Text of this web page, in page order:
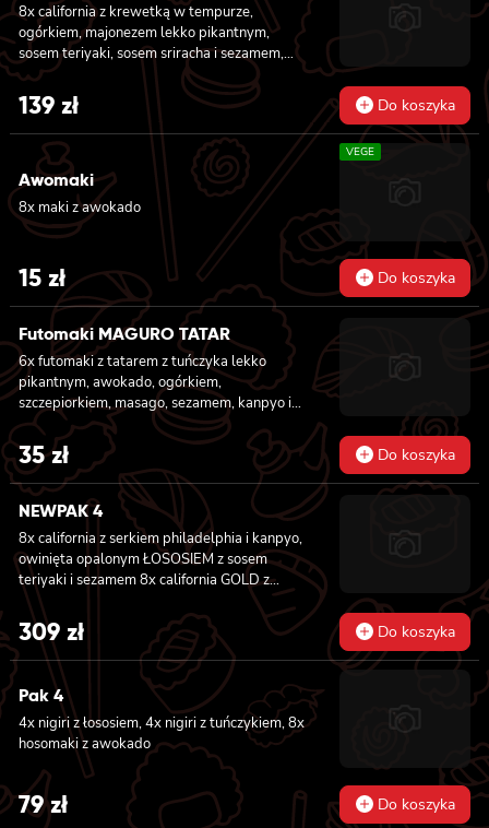
8x california z krewetką w tempurze,
ogórkiem, majonezem lekko pikantnym,
sosem teriyaki, sosem sriracha i sezamem,
masago owinięta łososiem, tuńczykiem,
węgorzem i krewetką, 8x california z
krewetką w tempurze, majonezem lekko
pikantnym, ogórkiem, sezamem i masago, 6x
futomaki z tuńczykiem, majonezem lekko
pikantnym, awokado, ogórkiem i sałatą, 6x
futomaki z surimi, majonezem lekko
pikantnym, kanpyo i ogórkiem, 6x futomaki z
krewetką w tempurze, ogórkiem, sałatą i
majonezem lekko pikantnym, 8x maki z
surimi
139 zł Do koszyka
Awomaki
8x maki z awokado
VEGE
15 zł Do koszyka
Futomaki MAGURO TATAR
6x futomaki z tatarem z tuńczyka lekko
pikantnym, awokado, ogórkiem,
szczepiorkiem, masago, sezamem, kanpyo i
sałatą
35zł Do koszyka
NEWPAK 4
8x california z serkiem philadelphia i kanpyo,
owinięta opalonym ŁOSOSIEM z sosem
teriyaki i sezamem 8x california GOLD z
krewetką w tempurze, ogórkiem i
majonezem lekko pikantnym, sosem teriyaki i
sezamem owinięta WĘGORZEM 8x california
GOLD z krewetką w tempurze, ogórkiem i
majonezem lekko pikantnym owinięta
TUŃCZYKIEM 8x california GOLD z krewetką
w tempurze, ogórkiem i majonezem lekko
pikantnym, sezamem owinięta KREWETKĄ
8x california GOLD z krewetką w tempurze,
ogórkiem i majonezem lekko pikantnym,
masago owinięta ŁOSOSIEM 8x california
309 zł Do koszyka
Pak 4
4x nigiri z łososiem, 4x nigiri z tuńczykiem, 8x
hosomaki z awokado
79zł Do koszyka